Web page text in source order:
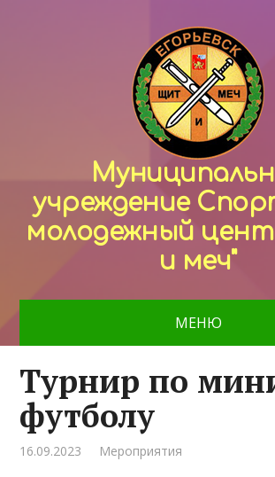
учреждение
молодежный
и меч"
МЕНЮ
Турнир по
футболу
16.09.2023 Мероприятия